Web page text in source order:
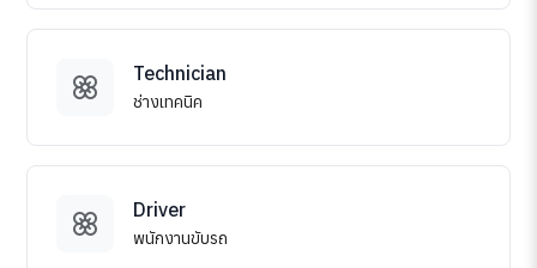
Technician
ช่างเทคนิค
Driver
พนักงานขับรถ